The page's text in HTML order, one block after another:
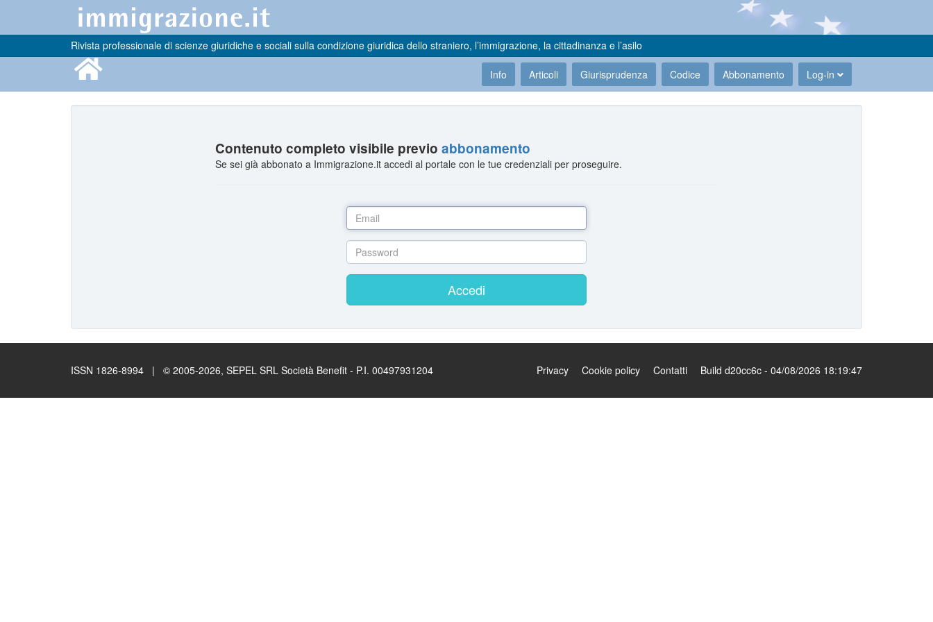
Rivista professionale di scienze giuridiche e sociali sulla condizione giuridica dello straniero, l’immigrazione, la cittadinanza e l’asilo
Info Articoli Giurisprudenza Codice Abbonamento Log-in
Contenuto completo visibile previoabbonamento
Se sei già abbonato a Immigrazione.it accedi al portale con le tue credenziali per proseguire.
Accedi
ISSN 1826-8994 | © 2005-2026, SEPEL SRL Società Benefit - P.I. 00497931204 Privacy Cookie policy Contatti Build d20cc6c - 04/08/2026 18:19:47